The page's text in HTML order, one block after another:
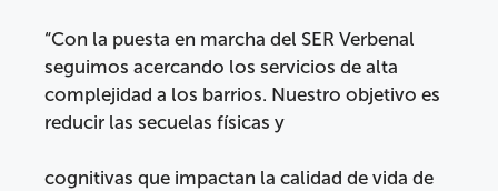
“Con la puesta en marcha del SER Verbenal
seguimos acercando los servicios de alta
complejidad a los barrios. Nuestro objetivo es
reducir las secuelas físicas y
cognitivas que impactan la calidad de vida de